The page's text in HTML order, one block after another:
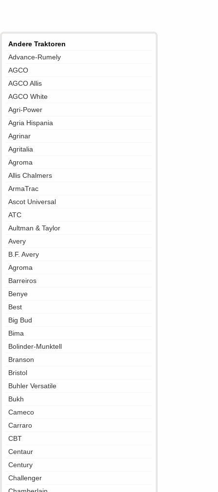
Andere Traktoren
Advance-Rumely
AGCO
AGCO Allis
AGCO White
Agri-Power
Agria Hispania
Agrinar
Agritalia
Agroma
Allis Chalmers
ArmaTrac
Ascot Universal
ATC
Aultman & Taylor
Avery
B.F. Avery
Agroma
Barreiros
Benye
Best
Big Bud
Bima
Bolinder-Munktell
Branson
Bristol
Buhler Versatile
Bukh
Cameco
Carraro
CBT
Centaur
Century
Challenger